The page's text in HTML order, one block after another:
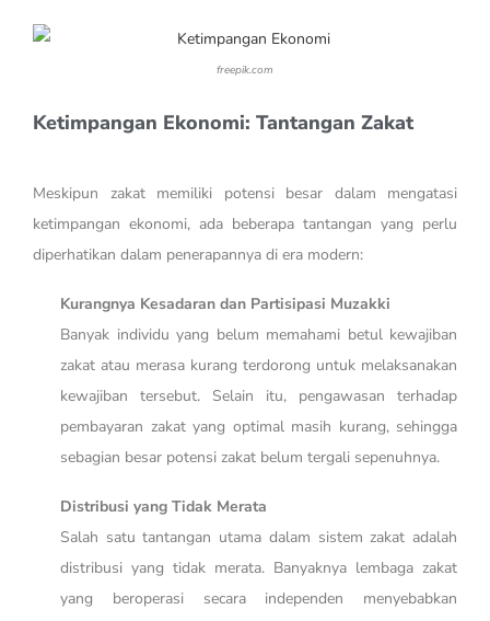
freepik.com
Ketimpangan Ekonomi: Tantangan Zakat
Meskipun zakat memiliki potensi besar dalam mengatasi
ketimpangan ekonomi, ada beberapa tantangan yang perlu
diperhatikan dalam penerapannya di era modern:
Kurangnya Kesadaran dan Partisipasi Muzakki
Banyak individu yang belum memahami betul kewajiban
zakat atau merasa kurang terdorong untuk melaksanakan
kewajiban tersebut. Selain itu, pengawasan terhadap
pembayaran zakat yang optimal masih kurang, sehingga
sebagian besar potensi zakat belum tergali sepenuhnya.
Distribusi yang Tidak Merata
Salah satu tantangan utama dalam sistem zakat adalah
distribusi yang tidak merata. Banyaknya lembaga zakat
yang beroperasi secara independen menyebabkan